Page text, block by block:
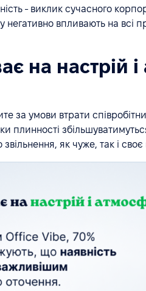
- виклик сучасного
негативно впливають на всі
на настрій
за умови втрати
плинності
як чуже, так і своє